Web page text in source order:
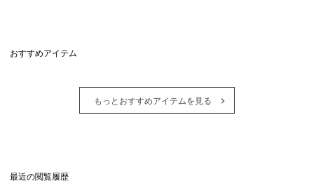
おすすめアイテム
もっとおすすめアイテムを見る
最近の閲覧履歴